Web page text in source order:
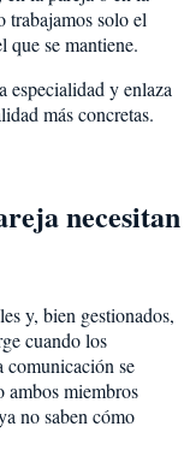
trabajamos solo el
que se mantiene.
especialidad y enlaza
más concretas.
necesitan
y, bien gestionados,
cuando los
comunicación se
ambos miembros
no saben cómo